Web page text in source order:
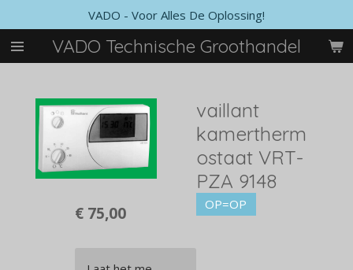
direct
naar
de
VADO Technische Groothandel
VADO - Voor Alles De Oplossing!
vaillant
kamertherm
ostaat VRT-
PZA 9148
OP=OP
€ 75,00